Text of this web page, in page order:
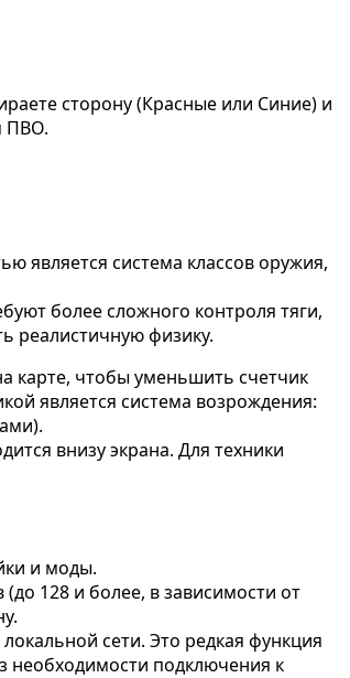
сторону (Красные или Синие) и
ПВО.
является система классов оружия,
более сложного контроля тяги,
реалистичную физику.
карте, чтобы уменьшить счетчик
является система возрождения:
внизу экрана. Для техники
и моды.
128 и более, в зависимости от
сети. Это редкая функция
необходимости подключения к